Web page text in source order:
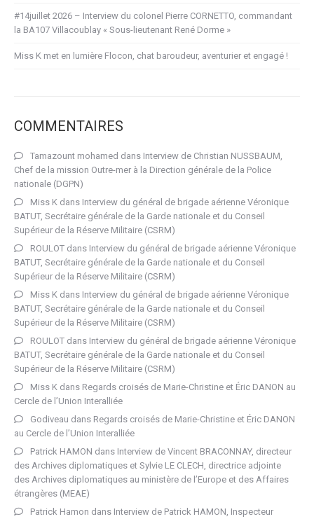
#14juillet 2026 – Interview du colonel Pierre CORNETTO, commandant
la BA107 Villacoublay « Sous-lieutenant René Dorme »
Miss K met en lumière Flocon, chat baroudeur, aventurier et engagé !
COMMENTAIRES
Tamazount mohamed dans Interview de Christian NUSSBAUM,
Chef de la mission Outre-mer à la Direction générale de la Police
nationale (DGPN)
Miss K dans Interview du général de brigade aérienne Véronique
BATUT, Secrétaire générale de la Garde nationale et du Conseil
Supérieur de la Réserve Militaire (CSRM)
ROULOT dans Interview du général de brigade aérienne Véronique
BATUT, Secrétaire générale de la Garde nationale et du Conseil
Supérieur de la Réserve Militaire (CSRM)
Miss K dans Interview du général de brigade aérienne Véronique
BATUT, Secrétaire générale de la Garde nationale et du Conseil
Supérieur de la Réserve Militaire (CSRM)
ROULOT dans Interview du général de brigade aérienne Véronique
BATUT, Secrétaire générale de la Garde nationale et du Conseil
Supérieur de la Réserve Militaire (CSRM)
Miss K dans Regards croisés de Marie-Christine et Éric DANON au
Cercle de l’Union Interalliée
Godiveau dans Regards croisés de Marie-Christine et Éric DANON
au Cercle de l’Union Interalliée
Patrick HAMON dans Interview de Vincent BRACONNAY, directeur
des Archives diplomatiques et Sylvie LE CLECH, directrice adjointe
des Archives diplomatiques au ministère de l’Europe et des Affaires
étrangères (MEAE)
Patrick Hamon dans Interview de Patrick HAMON, Inspecteur